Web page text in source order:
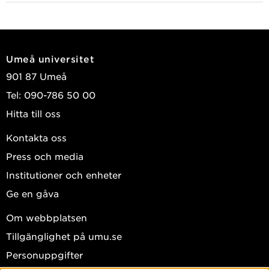
Umeå universitet
901 87 Umeå
Tel: 090-786 50 00
Hitta till oss
Kontakta oss
Press och media
Institutioner och enheter
Ge en gåva
Om webbplatsen
Tillgänglighet på umu.se
Personuppgifter